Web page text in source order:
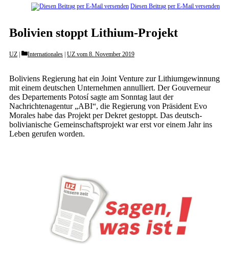
Diesen Beitrag per E-Mail versenden
Bolivien stoppt Lithium-Projekt
UZ Categories
Internationales UZ vom 8. November 2019
Boliviens Regierung hat ein Joint Venture zur Lithiumgewinnung
mit einem deutschen Unternehmen annulliert. Der Gouverneur
des Departements Potosí sagte am Sonntag laut der
Nachrichtenagentur „ABI“, die Regierung von Präsident Evo
Morales habe das Projekt per Dekret gestoppt. Das deutsch-
bolivianische Gemeinschaftsprojekt war erst vor einem Jahr ins
Leben gerufen worden.